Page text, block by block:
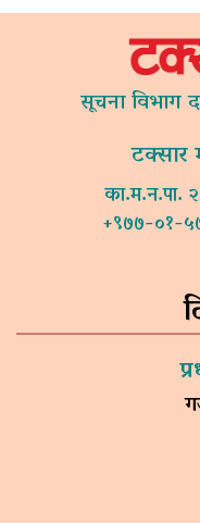
सूचना विभाग
टक्सार
का.म.न.पा.
+९७७-०१-